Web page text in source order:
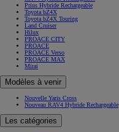
Prius Hybride Rechargeable
Toyota bZ4X
Toyota bZ4X Touring
Land Cruiser
Hilux
PROACE CITY
PROACE
PROACE Verso
PROACE MAX
Mirai
Modèles à venir
Nouvelle Yaris Cross
Nouveau RAV4 Hybride Rechargeable
Les catégories